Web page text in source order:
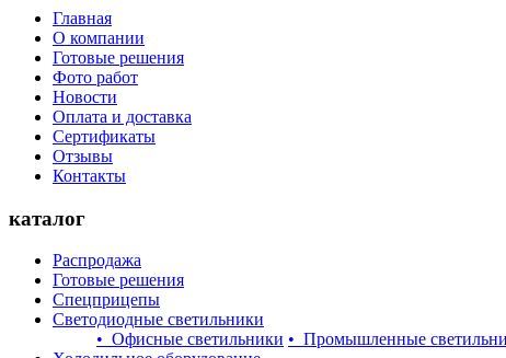
Главная
О компании
Готовые решения
Фото работ
Новости
Оплата и доставка
Сертификаты
Отзывы
Контакты
каталог
Распродажа
Готовые решения
Спецприцепы
Светодиодные светильники
• Офисные светильники • Промышленные